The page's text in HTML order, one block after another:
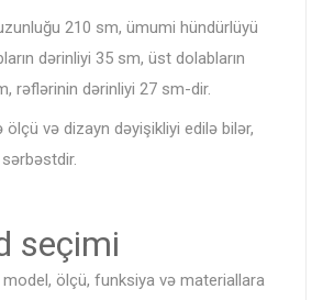
210 sm, ümumi hündürlüyü
dərinliyi 35 sm, üst dolabların
rəflərinin dərinliyi 27 sm-dir.
və dizayn dəyişikliyi edilə bilər,
seçimi
ölçü, funksiya və materiallara